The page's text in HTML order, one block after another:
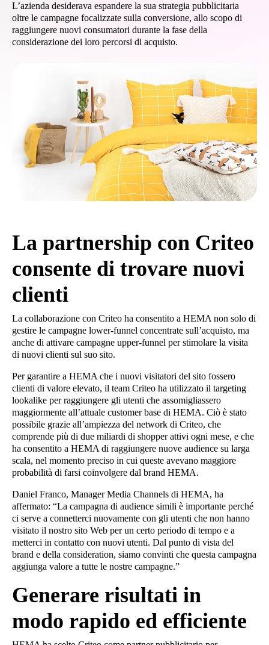
L’azienda desiderava espandere la sua strategia pubblicitaria
oltre le campagne focalizzate sulla conversione, allo scopo di
raggiungere nuovi consumatori durante la fase della
considerazione dei loro percorsi di acquisto.
La partnership con Criteo
consente di trovare nuovi
clienti
La collaborazione con Criteo ha consentito a HEMA non solo di
gestire le campagne lower-funnel concentrate sull’acquisto, ma
anche di attivare campagne upper-funnel per stimolare la visita
di nuovi clienti sul suo sito.
Per garantire a HEMA che i nuovi visitatori del sito fossero
clienti di valore elevato, il team Criteo ha utilizzato il targeting
lookalike per raggiungere gli utenti che assomigliassero
maggiormente all’attuale customer base di HEMA. Ciò è stato
possibile grazie all’ampiezza del network di Criteo, che
comprende più di due miliardi di shopper attivi ogni mese, e che
ha consentito a HEMA di raggiungere nuove audience su larga
scala, nel momento preciso in cui queste avevano maggiore
probabilità di farsi coinvolgere dal brand HEMA.
Daniel Franco, Manager Media Channels di HEMA, ha
affermato: “La campagna di audience simili è importante perché
ci serve a connetterci nuovamente con gli utenti che non hanno
visitato il nostro sito Web per un certo periodo di tempo e a
metterci in contatto con nuovi utenti. Dal punto di vista del
brand e della consideration, siamo convinti che questa campagna
aggiunga valore a tutte le nostre campagne.”
Generare risultati in
modo rapido ed efficiente